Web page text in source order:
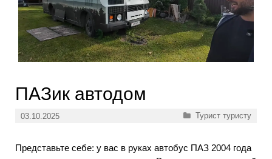
ПАЗик автодом
03.10.2025 Рубрики
Турист туристу
Представьте себе: у вас в руках автобус ПАЗ 2004 года